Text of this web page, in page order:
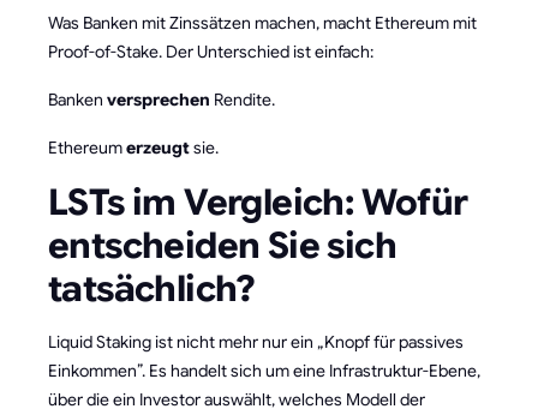
Was Banken mit Zinssätzen machen, macht Ethereum mit
Proof-of-Stake. Der Unterschied ist einfach:
Banken versprechen Rendite.
Ethereumerzeugtsie.
LSTs im Vergleich: Wofür
entscheiden Sie sich
tatsächlich?
Liquid Staking ist nicht mehr nur ein „Knopf für passives
Einkommen”. Es handelt sich um eine Infrastruktur-Ebene,
über die ein Investor auswählt, welches Modell der